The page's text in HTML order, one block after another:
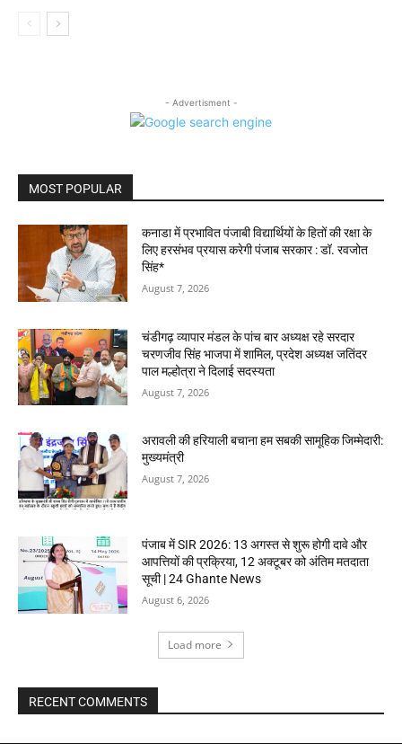
- Advertisment -
MOST POPULAR
कनाडा में प्रभावित पंजाबी विद्यार्थियों के हितों की रक्षा के
लिए हरसंभव प्रयास करेगी पंजाब सरकार : डॉ. रवजोत
सिंह*
August 7, 2026
चंडीगढ़ व्यापार मंडल के पांच बार अध्यक्ष रहे सरदार
चरणजीव सिंह भाजपा में शामिल, प्रदेश अध्यक्ष जतिंदर
पाल मल्होत्रा ने दिलाई सदस्यता
August 7, 2026
अरावली की हरियाली बचाना हम सबकी सामूहिक जिम्मेदारी:
मुख्यमंत्री
August 7, 2026
पंजाब में SIR 2026: 13 अगस्त से शुरू होगी दावे और
आपत्तियों की प्रक्रिया, 12 अक्टूबर को अंतिम मतदाता
सूची | 24 Ghante News
August 6, 2026
Load more
RECENT COMMENTS